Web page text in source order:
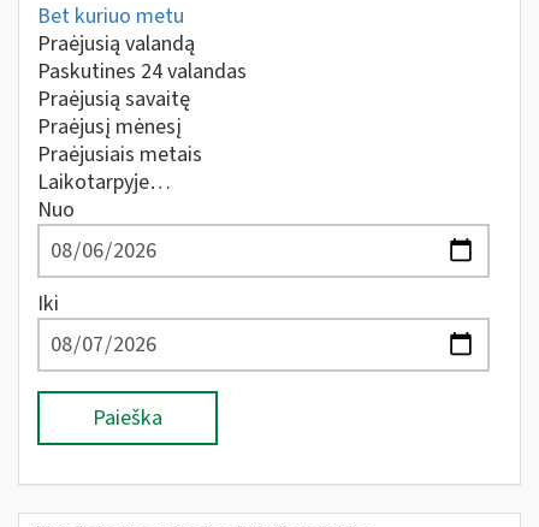
Bet kuriuo metu
Praėjusią valandą
Paskutines 24 valandas
Praėjusią savaitę
Praėjusį mėnesį
Praėjusiais metais
Laikotarpyje…
Nuo
Iki
Paieška